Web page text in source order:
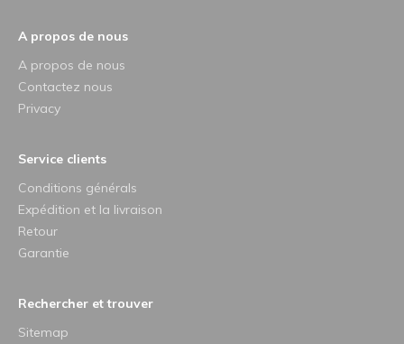
A propos de nous
A propos de nous
Contactez nous
Privacy
Service clients
Conditions générals
Expédition et la livraison
Retour
Garantie
Rechercher et trouver
Sitemap